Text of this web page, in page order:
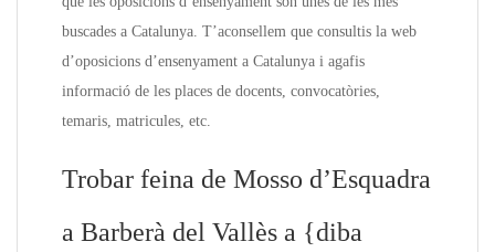
buscades a Catalunya. T’aconsellem que consultis la web
d’oposicions d’ensenyament a Catalunya i agafis
informació de les places de docents, convocatòries,
temaris, matricules, etc.
Trobar feina de Mosso d’Esquadra
a Barberà del Vallès a {diba